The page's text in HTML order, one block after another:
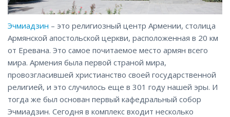
Эчмиадзин – это религиозный центр Армении, столица
Армянской апостольской церкви, расположенная в 20 км
от Еревана. Это самое почитаемое место армян всего
мира. Армения была первой страной мира,
провозгласившей христианство своей государственной
религией, и это случилось еще в 301 году нашей эры. И
тогда же был основан первый кафедральный собор
Эчмиадзин. Сегодня в комплекс входит несколько